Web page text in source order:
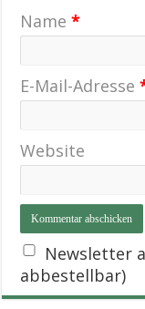
Name*
E-Mail-Adresse
Website
Newsletter
abbestellbar)